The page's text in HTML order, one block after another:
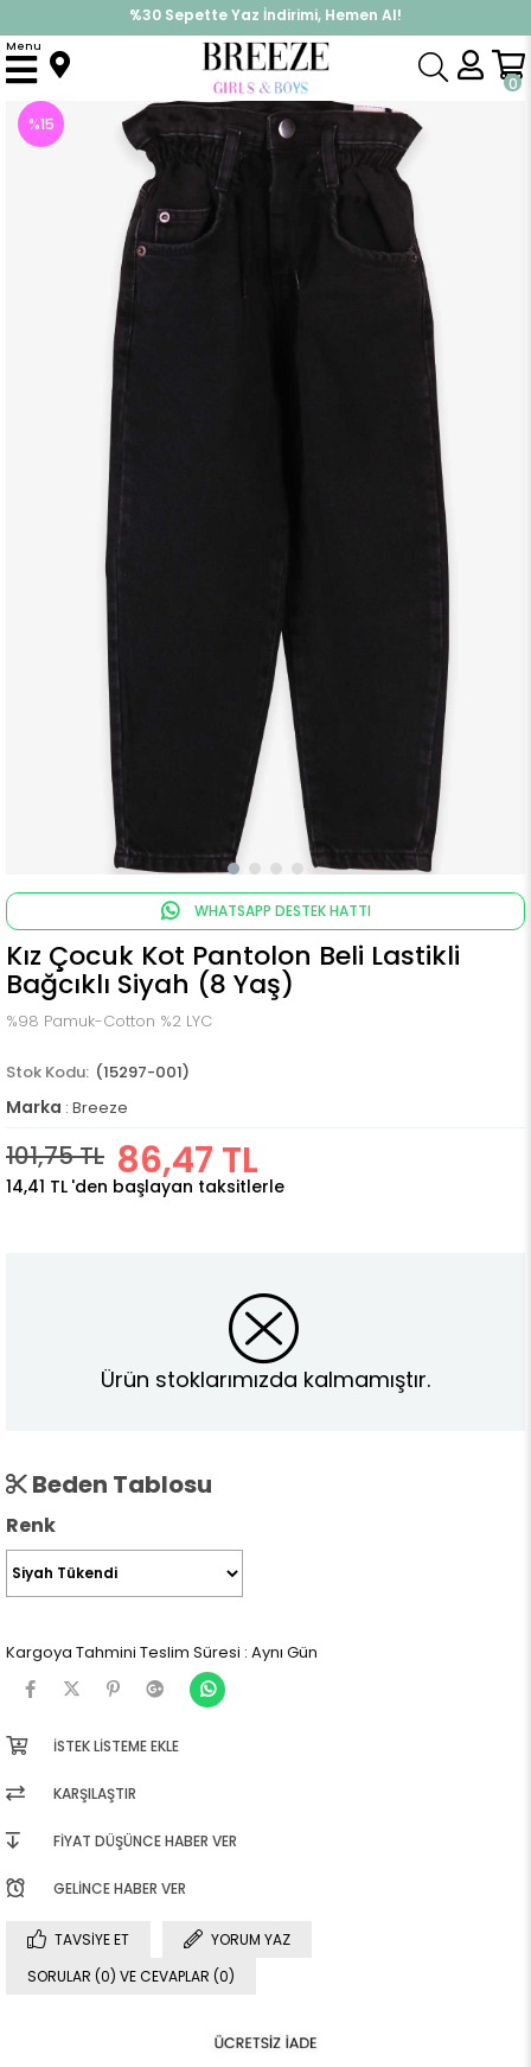
%30 Sepette Yaz İndirimi, Hemen Al!
İndirimlere ek %10 İndirimi Kap, Hemen Üye Ol!
0
Menu
Anasayfa Alt Giyim Tayt
%15
WHATSAPP DESTEK HATTI
Kız Çocuk Kot Pantolon Beli Lastikli
Bağcıklı Siyah (8 Yaş)
%98 Pamuk-Cotton %2 LYC
(15297-001)
Marka : Breeze
101,75 TL 86,47 TL
14,41 TL 'den başlayan taksitlerle
Ürün stoklarımızda kalmamıştır.
Beden Tablosu
Renk
Kargoya Tahmini Teslim Süresi : Aynı Gün
İSTEK LISTEME EKLE
KARŞILAŞTIR
FIYAT DÜŞÜNCE HABER VER
GELINCE HABER VER
TAVSIYE ET
YORUM YAZ
SORULAR (0) VE CEVAPLAR (0)